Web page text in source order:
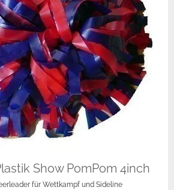
Show PomPom 4inch
für Wettkampf und Sideline